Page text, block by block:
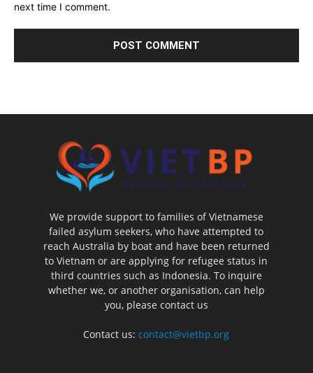
next time I comment.
We provide support to families of Vietnamese
failed asylum seekers, who have attempted to
reach Australia by boat and have been returned
to Vietnam or are applying for refugee status in
third countries such as Indonesia. To inquire
whether we, or another organisation, can help
you, please contact us
Contact us:contact@vietbp.org